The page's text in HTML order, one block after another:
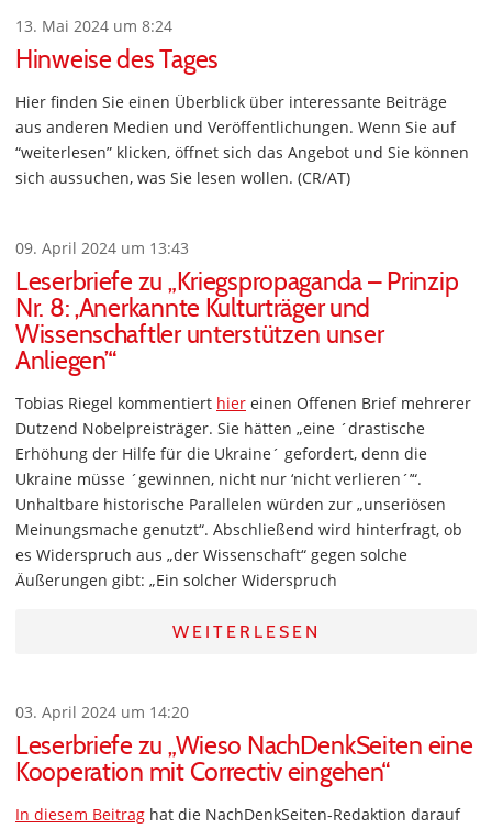
13. Mai 2024 um 8:24
Hinweise des Tages
Hier finden Sie einen Überblick über interessante Beiträge
aus anderen Medien und Veröffentlichungen. Wenn Sie auf
“weiterlesen” klicken, öffnet sich das Angebot und Sie können
sich aussuchen, was Sie lesen wollen. (CR/AT)
09. April 2024 um 13:43
Leserbriefe zu „Kriegspropaganda – Prinzip
Nr. 8: ‚Anerkannte Kulturträger und
Wissenschaftler unterstützen unser
Anliegen’“
Tobias Riegel kommentiert hier einen Offenen Brief mehrerer
Dutzend Nobelpreisträger. Sie hätten „eine ´drastische
Erhöhung der Hilfe für die Ukraine´ gefordert, denn die
Ukraine müsse ´gewinnen, nicht nur ‘nicht verlieren´’“.
Unhaltbare historische Parallelen würden zur „unseriösen
Meinungsmache genutzt“. Abschließend wird hinterfragt, ob
es Widerspruch aus „der Wissenschaft“ gegen solche
Äußerungen gibt: „Ein solcher Widerspruch
WEITERLESEN
03. April 2024 um 14:20
Leserbriefe zu „Wieso NachDenkSeiten eine
Kooperation mit Correctiv eingehen“
In diesem Beitrag hat die NachDenkSeiten-Redaktion darauf